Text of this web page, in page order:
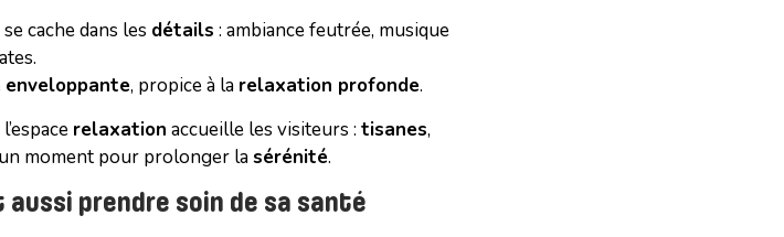
cache dans les détails : ambiance feutrée, musique
enveloppante, propice à la relaxation profonde.
relaxation accueille les visiteurs : tisanes,
moment pour prolonger lasérénité.
aussi prendre soin de sa santé